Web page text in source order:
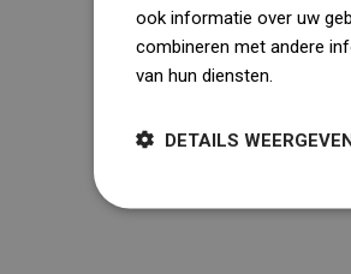
ook informatie over uw
combineren met andere
van hun diensten.
DETAILS